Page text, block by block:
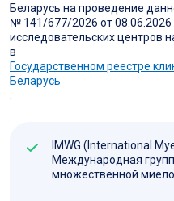
Беларусь на проведение
№ 141/677/2026 от 08.06.2026
исследовательских центров
в
Государственном реестре
Беларусь
IMWG (International
Международная
множественной